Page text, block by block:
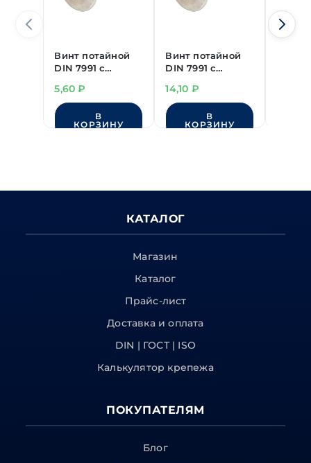
Винт потайной
DIN 7991 с
шестигранником
нерж.А2
М3х16 мм
5,60₽
В
КОРЗИНУ
Винт потайной
DIN 7991 с
шестигранником
нерж.А2
М4х35 мм
14,10 ₽
В
КОРЗИНУ
КАТАЛОГ
Магазин
Каталог
Прайс-лист
Доставка и оплата
DIN | ГОСТ | ISO
Калькулятор крепежа
ПОКУПАТЕЛЯМ
Блог